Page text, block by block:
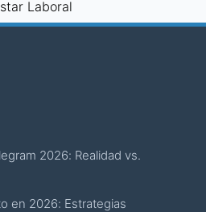
Laboral
2026: Realidad vs.
en 2026: Estrategias